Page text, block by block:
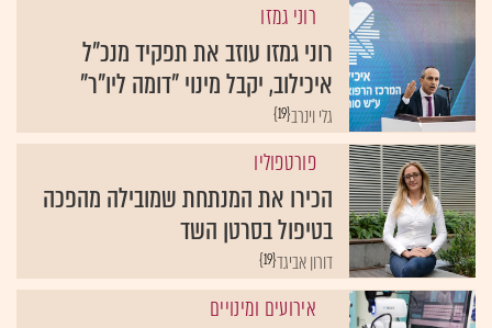
רוני גמזו
רוני גמזו עוזב את תפקיד מנכ"ל
איכילוב, יקבל מינוי "דומה ליו"ר"
{19}גלי וינרב
פורטפוליו
הכירו את המנתחת שמובילה מהפכה
בטיפול בסרטן השד
{19}דורון אביגד
אירועים ומינויים